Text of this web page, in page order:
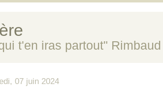
t'en iras partout" Rimbaud
07 juin 2024